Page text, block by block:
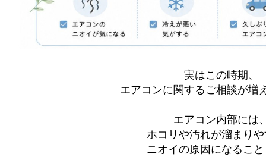
実はこの時期、
エアコンに関するご相談が増
エアコン内部には
ホコリや汚れが溜まり
ニオイの原因になるこ